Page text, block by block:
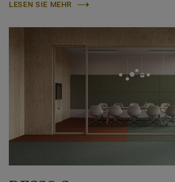
LESEN SIE MEHR